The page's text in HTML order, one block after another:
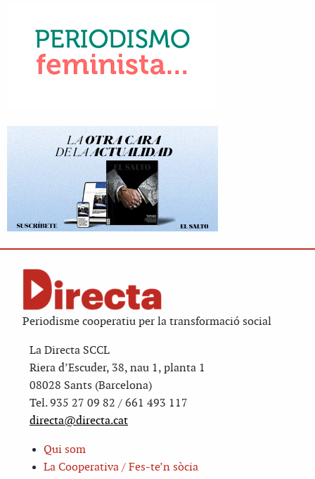
Periodisme cooperatiu per la transformació social
La Directa SCCL
Riera d’Escuder, 38, nau 1, planta 1
08028 Sants (Barcelona)
Tel. 935 27 09 82 / 661 493 117
directa@directa.cat
Qui som
La Cooperativa / Fes-te’n sòcia